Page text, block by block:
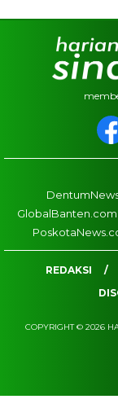
GlobalBanten.com
REDAKSI
COPYRIGHT © 2026